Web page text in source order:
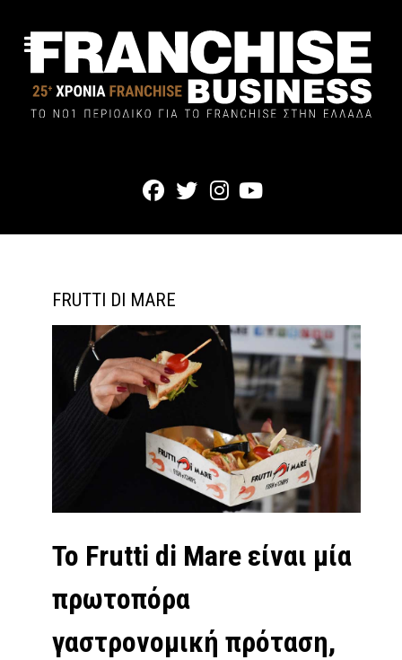
FRUTTI DI MARE
Το Frutti di Mare είναι μία
πρωτοπόρα
γαστρονομική πρόταση,